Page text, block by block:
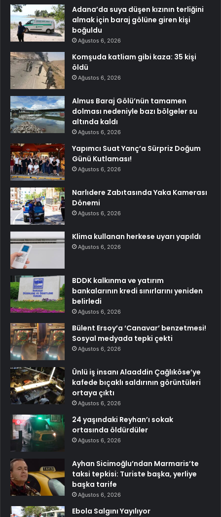
Adana’da suya düşen kızının terliğini
almak için baraj gölüne giren kişi
boğuldu
Ağustos 6, 2026
Komşuda katliam gibi kaza: 35 kişi
öldü
Ağustos 6, 2026
Almus Baraj Gölü’nün tamamen
dolması nedeniyle bazı bölgeler su
altında kaldı
Ağustos 6, 2026
Yapımcı Suat Yanç’a Sürpriz Doğum
Günü Kutlaması!
Ağustos 6, 2026
Narlıdere Zabıtasında Yaka Kamerası
Dönemi
Ağustos 6, 2026
Klima kullanan herkese uyarı yapıldı
Ağustos 6, 2026
BDDK kalkınma ve yatırım
bankalarının kredi sınırlarını yeniden
belirledi
Ağustos 6, 2026
Bülent Ersoy’a ‘Canavar’ benzetmesi!
Sosyal medyada tepki çekti
Ağustos 6, 2026
Ünlü iş insanı Alaaddin Çağlıköse’ye
kafede bıçaklı saldırının görüntüleri
ortaya çıktı
Ağustos 6, 2026
24 yaşındaki Reyhan’ı sokak
ortasında öldürdüler
Ağustos 6, 2026
Ayhan Sicimoğlu’ndan Marmaris’te
taksi tepkisi: Turiste başka, yerliye
başka tarife
Ağustos 6, 2026
Ebola Salgını Yayılıyor